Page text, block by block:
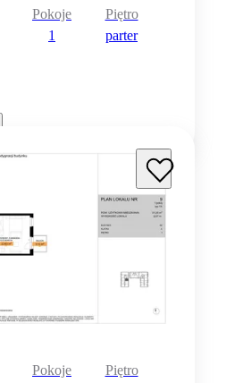
Pokoje
1
Piętro
parter
Pokoje
Piętro